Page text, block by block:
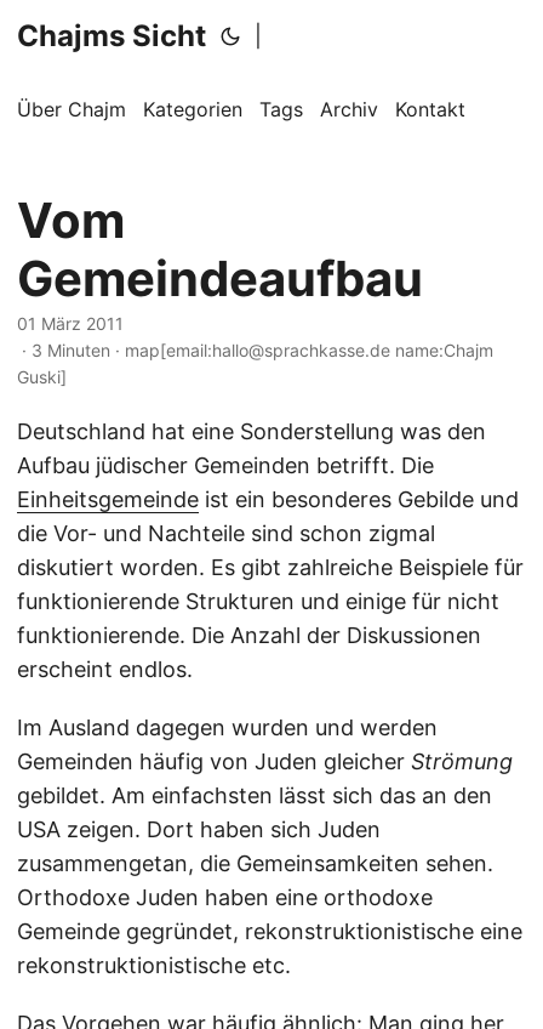
Chajms Sicht
Über Chajm Kategorien Tags Archiv Kontakt
Vom
Gemeindeaufbau
01 März 2011
· 3 Minuten · map[email:hallo@sprachkasse.de name:Chajm
Guski]
Deutschland hat eine Sonderstellung was den
Aufbau jüdischer Gemeinden betrifft. Die
Einheitsgemeinde ist ein besonderes Gebilde und
die Vor- und Nachteile sind schon zigmal
diskutiert worden. Es gibt zahlreiche Beispiele für
funktionierende Strukturen und einige für nicht
funktionierende. Die Anzahl der Diskussionen
erscheint endlos.
Im Ausland dagegen wurden und werden
Gemeinden häufig von Juden gleicher Strömung
gebildet. Am einfachsten lässt sich das an den
USA zeigen. Dort haben sich Juden
zusammengetan, die Gemeinsamkeiten sehen.
Orthodoxe Juden haben eine orthodoxe
Gemeinde gegründet, rekonstruktionistische eine
rekonstruktionistische etc.
Das Vorgehen war häufig ähnlich: Man ging her